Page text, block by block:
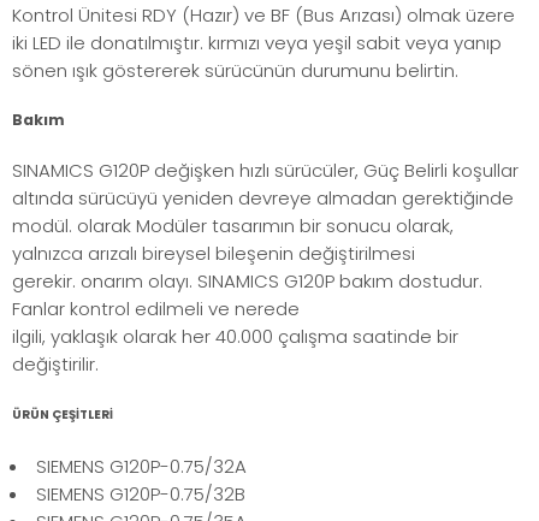
Kontrol Ünitesi RDY (Hazır) ve BF (Bus Arızası) olmak üzere
iki LED ile donatılmıştır. kırmızı veya yeşil sabit veya yanıp
sönen ışık göstererek sürücünün durumunu belirtin.
Bakım
SINAMICS G120P değişken hızlı sürücüler, Güç Belirli koşullar
altında sürücüyü yeniden devreye almadan gerektiğinde
modül. olarak Modüler tasarımın bir sonucu olarak,
yalnızca arızalı bireysel bileşenin değiştirilmesi
gerekir. onarım olayı. SINAMICS G120P bakım dostudur.
Fanlar kontrol edilmeli ve nerede
ilgili, yaklaşık olarak her 40.000 çalışma saatinde bir
değiştirilir.
ÜRÜN ÇEŞİTLERİ
SIEMENS G120P-0.75/32A
SIEMENS G120P-0.75/32B